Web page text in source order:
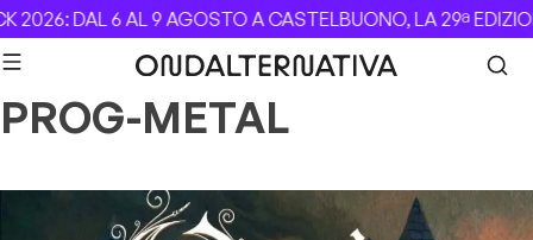
Skip to content
2026: DAL 6 AL 9 AGOSTO A CASTELBUONO, LA 29ª
PROG-METAL